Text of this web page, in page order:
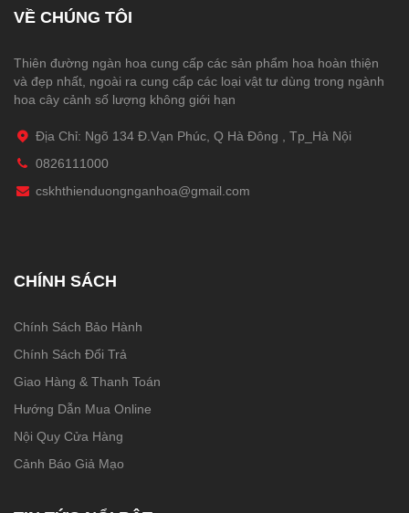
VỀ CHÚNG TÔI
Thiên đường ngàn hoa cung cấp các sản phẩm hoa hoàn thiện
và đẹp nhất, ngoài ra cung cấp các loại vật tư dùng trong ngành
hoa cây cảnh số lượng không giới hạn
Địa Chỉ: Ngõ 134 Đ.Vạn Phúc, Q Hà Đông , Tp_Hà Nội
0826111000
cskhthienduongnganhoa@gmail.com
CHÍNH SÁCH
Chính Sách Bảo Hành
Chính Sách Đổi Trả
Giao Hàng & Thanh Toán
Hướng Dẫn Mua Online
Nội Quy Cửa Hàng
Cảnh Báo Giả Mạo